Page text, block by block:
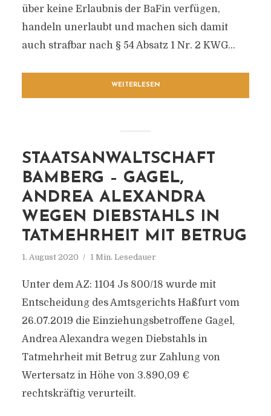
über keine Erlaubnis der BaFin verfügen,
handeln unerlaubt und machen sich damit
auch strafbar nach § 54 Absatz 1 Nr. 2 KWG...
WEITERLESEN
STAATSANWALTSCHAFT
BAMBERG – GAGEL,
ANDREA ALEXANDRA
WEGEN DIEBSTAHLS IN
TATMEHRHEIT MIT BETRUG
1. August 2020 1 Min. Lesedauer
Unter dem AZ: 1104 Js 800/18 wurde mit
Entscheidung des Amtsgerichts Haßfurt vom
26.07.2019 die Einziehungsbetroffene Gagel,
Andrea Alexandra wegen Diebstahls in
Tatmehrheit mit Betrug zur Zahlung von
Wertersatz in Höhe von 3.890,09 €
rechtskräftig verurteilt.